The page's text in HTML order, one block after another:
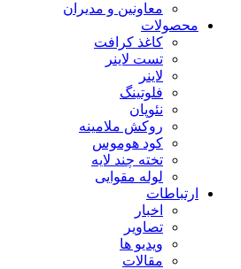
معاونین و مدیران
محصولات
کاغذ کرافت
تست لاینر
لاینر
فلوتینگ
نئوپان
روکش ملامینه
کود هوموس
تخته چند لایه
لوله مقوایی
ارتباطات
اخبار
تصاویر
ویدیو ها
مقالات